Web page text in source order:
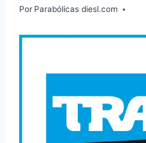
Por Parabólicas diesl.com